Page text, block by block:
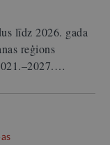
līdz 2026. gada
reģions